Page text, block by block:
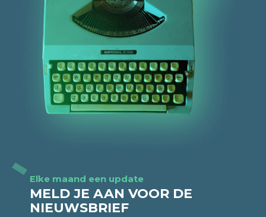
Elke maand een update
MELD JE AAN VOOR DE
NIEUWSBRIEF